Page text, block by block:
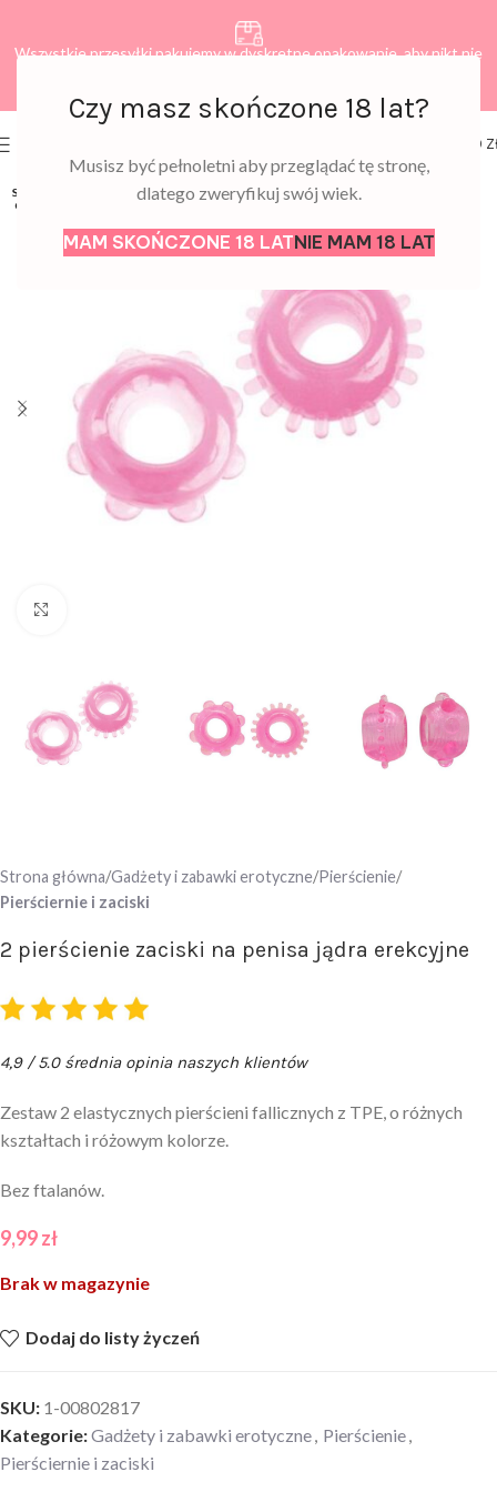
Czy masz skończone 18 lat?
Musisz być pełnoletni aby przeglądać tę stronę,
dlatego zweryfikuj swój wiek.
MAM SKOŃCZONE 18 LATNIE MAM 18 LAT
Wszystkie przesyłki pakujemy w dyskretne opakowanie, aby nikt nie
0,00
SOLD
OUT
Strona główna Gadżety i zabawki erotyczne Pierścienie
Pierściernie i zaciski
2 pierścienie zaciski na penisa jądra erekcyjne
4,9 / 5.0 średnia opinia naszych klientów
Zestaw 2 elastycznych pierścieni fallicznych z TPE, o różnych
kształtach i różowym kolorze.
Bez ftalanów.
9,99zł
Brak w magazynie
Dodaj do listy życzeń
SKU: 1-00802817
Kategorie:Gadżety i zabawki erotyczne, Pierścienie,
Pierściernie i zaciski